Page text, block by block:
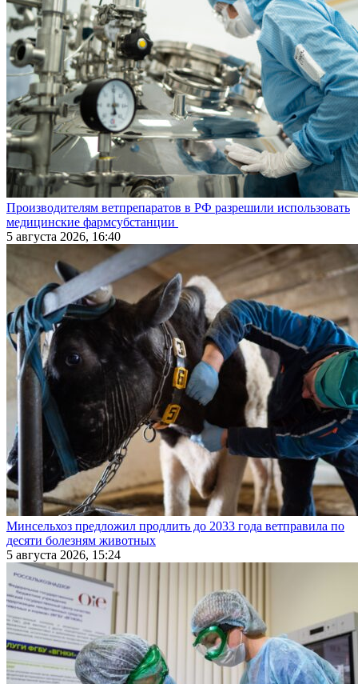
Производителям ветпрепаратов в РФ разрешили использовать
медицинские фармсубстанции
5 августа 2026, 16:40
Минсельхоз предложил продлить до 2033 года ветправила по
десяти болезням животных
5 августа 2026, 15:24